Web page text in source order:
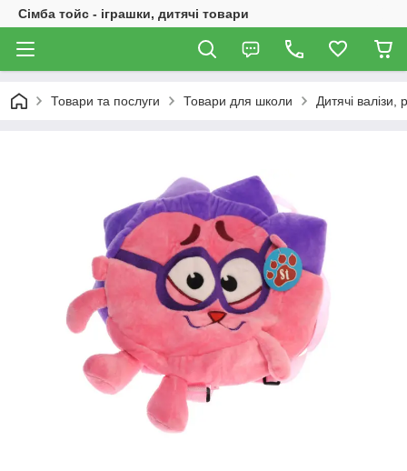
Сімба тойс - іграшки, дитячі товари
Товари та послуги Товари для школи Дитячі валізи,